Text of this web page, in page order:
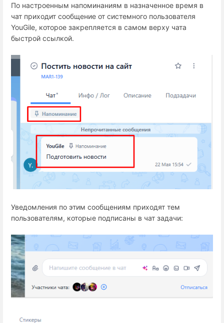
По настроенным напоминаниям в назначенное время в
чат приходит сообщение от системного пользователя
YouGile, которое закрепляется в самом верху чата
быстрой ссылкой.
Уведомления по этим сообщениям приходят тем
пользователям, которые подписаны в чат задачи: